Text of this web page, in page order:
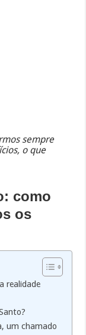
sempre
o que
como
os
realidade
um chamado